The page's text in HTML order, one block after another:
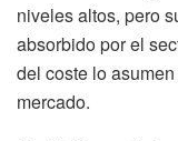
niveles altos, pero
absorbido por el
del coste lo
mercado.